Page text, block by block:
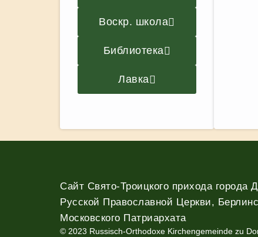
Воскр. школа
Библиотека
Лавка
Сайт Свято-Троицкого прихода города
Русской Православной Церкви,
Московского Патриархата
© 2023 Russisch-Orthodoxe Kirchengemeinde zu